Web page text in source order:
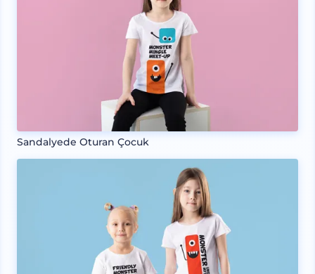
Sandalyede Oturan Çocuk